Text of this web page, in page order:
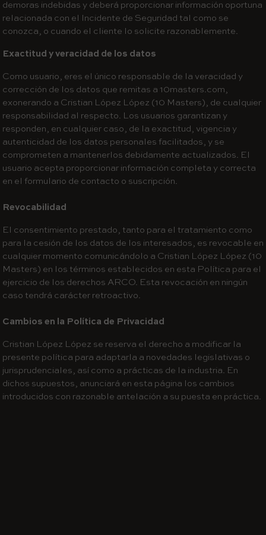
demoras indebidas y deberá proporcionar información oportuna
relacionada con el Incidente de Seguridad tal como se
conozca, o cuando el cliente lo solicite razonablemente.
Exactitud y veracidad de los datos
Como usuario, eres el único responsable de la veracidad y
corrección de los datos que remitas a 10masters.com,
exonerando a Cristian López López (10 Masters), de cualquier
responsabilidad al respecto. Los usuarios garantizan y
responden, en cualquier caso, de la exactitud, vigencia y
autenticidad de los datos personales facilitados, y se
comprometen a mantenerlos debidamente actualizados. El
usuario acepta proporcionar información completa y correcta
en el formulario de contacto o suscripción.
Revocabilidad
El consentimiento prestado, tanto para el tratamiento como
para la cesión de los datos de los interesados, es revocable en
cualquier momento comunicándolo a Cristian López López (10
Masters) en los términos establecidos en esta Política para el
ejercicio de los derechos ARCO. Esta revocación en ningún
caso tendrá carácter retroactivo.
Cambios en la Política de Privacidad
Cristian López López se reserva el derecho a modificar la
presente política para adaptarla a novedades legislativas o
jurisprudenciales, así como a prácticas de la industria. En
dichos supuestos, anunciará en esta página los cambios
introducidos con razonable antelación a su puesta en práctica.